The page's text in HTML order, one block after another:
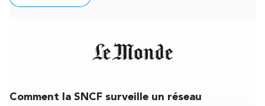
Comment la SNCF surveille un réseau